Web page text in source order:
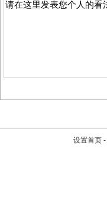
设置首页 -